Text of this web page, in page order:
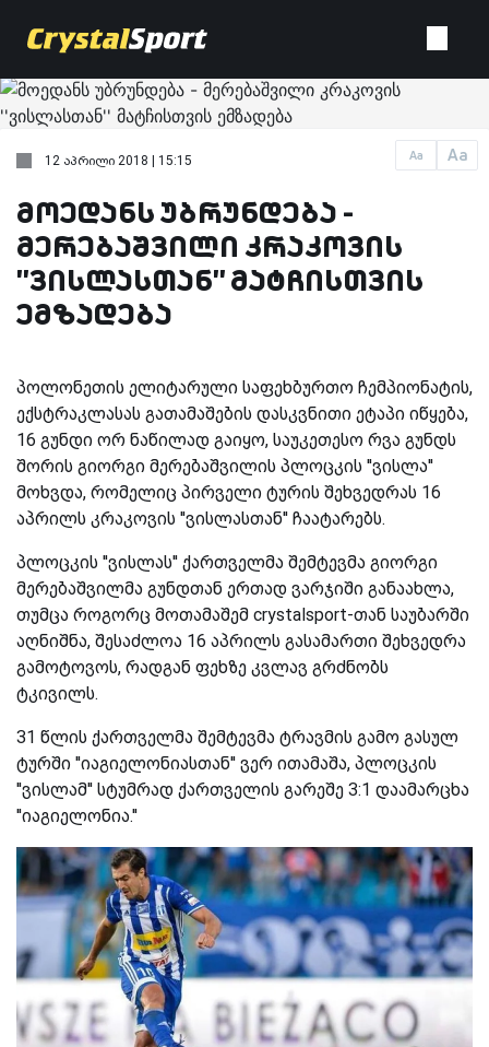
Aa Aa
12 აპრილი 2018 | 15:15
მოედანს უბრუნდება -
მერებაშვილი კრაკოვის
''ვისლასთან'' მატჩისთვის
ემზადება
პოლონეთის ელიტარული საფეხბურთო ჩემპიონატის,
ექსტრაკლასას გათამაშების დასკვნითი ეტაპი იწყება,
16 გუნდი ორ ნაწილად გაიყო, საუკეთესო რვა გუნდს
შორის გიორგი მერებაშვილის პლოცკის ''ვისლა''
მოხვდა, რომელიც პირველი ტურის შეხვედრას 16
აპრილს კრაკოვის ''ვისლასთან'' ჩაატარებს.
პლოცკის ''ვისლას'' ქართველმა შემტევმა გიორგი
მერებაშვილმა გუნდთან ერთად ვარჯიში განაახლა,
თუმცა როგორც მოთამაშემ crystalsport-თან საუბარში
აღნიშნა, შესაძლოა 16 აპრილს გასამართი შეხვედრა
გამოტოვოს, რადგან ფეხზე კვლავ გრძნობს
ტკივილს.
31 წლის ქართველმა შემტევმა ტრავმის გამო გასულ
ტურში ''იაგიელონიასთან'' ვერ ითამაშა, პლოცკის
''ვისლამ'' სტუმრად ქართველის გარეშე 3:1 დაამარცხა
''იაგიელონია.''